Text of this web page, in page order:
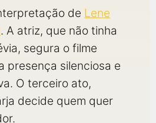
de Lene
. A atriz, que não tinha
segura o filme
presença silenciosa e
O terceiro ato,
decide quem quer